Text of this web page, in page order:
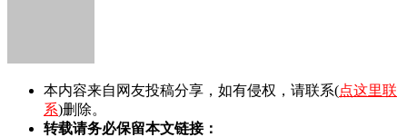
本内容来自网友投稿分享，如有侵权，请联系(点这里联
系)删除。
转载请务必保留本文链接：